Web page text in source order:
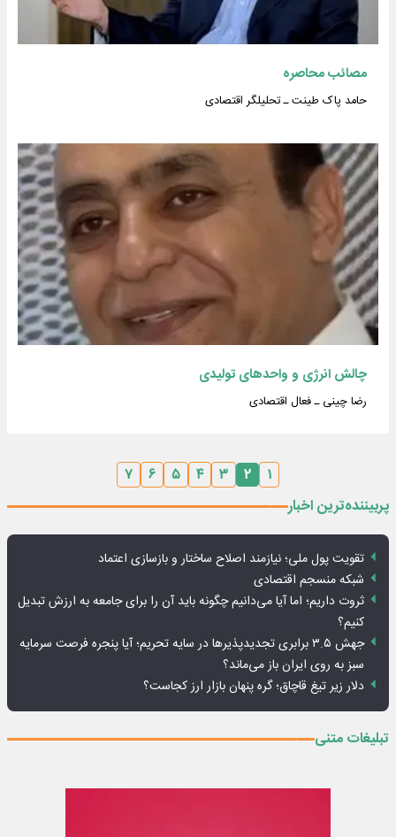
مصائب محاصره
حامد پاک طینت ـ تحلیلگر اقتصادی
چالش انرژی و واحدهای تولیدی
رضا چینی ـ فعال اقتصادی
۱ ۲ ۳ ۴ ۵ ۶
۷
پربیننده‌ترین اخبار
تقویت پول ملی؛ نیازمند اصلاح ساختار و بازسازی اعتماد
شبکه منسجم اقتصادی
ثروت داریم؛ اما آیا می‌دانیم چگونه باید آن را برای جامعه به ارزش تبدیل
کنیم؟
جهش ۳.۵ برابری تجدیدپذیرها در سایه تحریم؛ آیا پنجره فرصت سرمایه
سبز به روی ایران باز می‌ماند؟
دلار زیر تیغ قاچاق؛ گره پنهان بازار ارز کجاست؟
تبلیغات متنی